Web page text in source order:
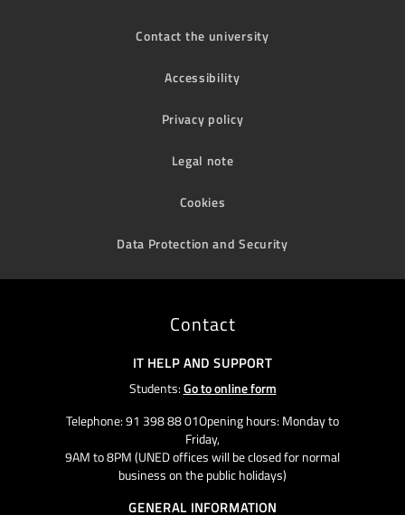
Contact the university
Accessibility
Privacy policy
Legal note
Cookies
Data Protection and Security
Contact
IT HELP AND SUPPORT
Students:Go to online form
Telephone: 91 398 88 01Opening hours: Monday to
Friday,
9AM to 8PM (UNED offices will be closed for normal
business on the public holidays)
GENERAL INFORMATION